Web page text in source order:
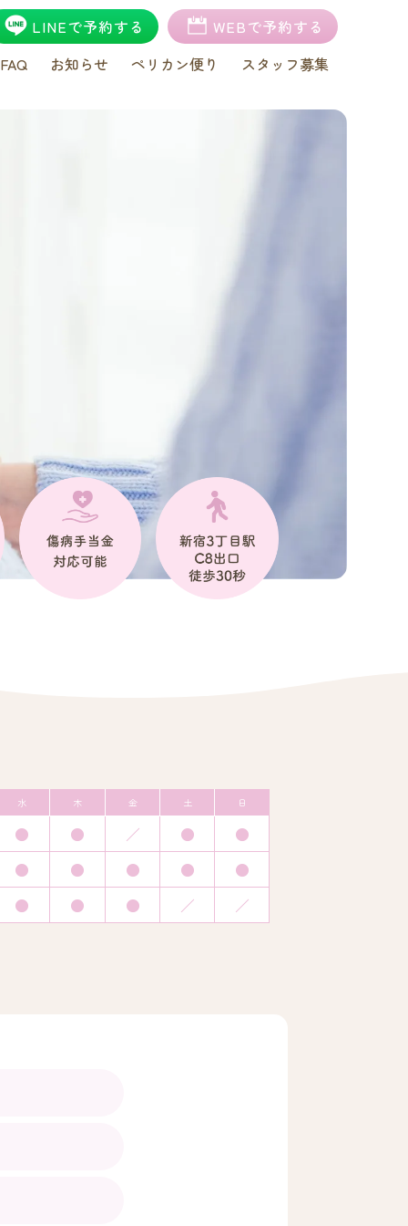
LINEで予約する
WEBで予約する
FAQ
お知らせ ペリカン便り スタッフ募集
水 木 金 土 日
● ● ／ ●
●
●
● ● ●
●
●
● ● ／ ／